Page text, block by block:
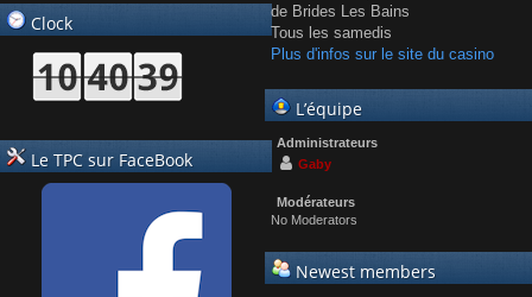
Clock
Le TPC sur FaceBook
de Brides Les Bains
Tous les samedis
Plus d'infos sur le site du casino
L’équipe
Administrateurs
Gaby
Modérateurs
No Moderators
Newest members